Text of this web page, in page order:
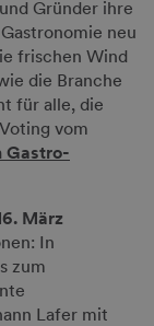
Gründer ihre
neu
frischen Wind
die Branche
für alle, die
vom
Gastro-
März
In
zum
Lafer mit